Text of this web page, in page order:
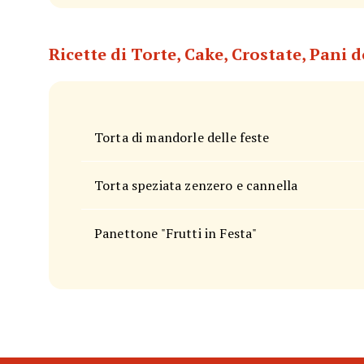
Ricette di Torte, Cake, Crostate, Pani
Torta di mandorle delle feste
Torta speziata zenzero e cannella
Panettone "Frutti in Festa"